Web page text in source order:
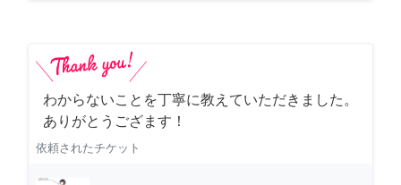
わからないことを丁寧に教えていただきました。
ありがとうござます！
依頼されたチケット